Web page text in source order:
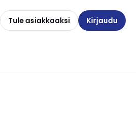
Tule asiakkaaksi Kirjaudu